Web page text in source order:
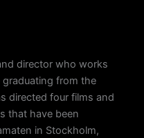
director who works
from the
directed four films and
that have been
in Stockholm,